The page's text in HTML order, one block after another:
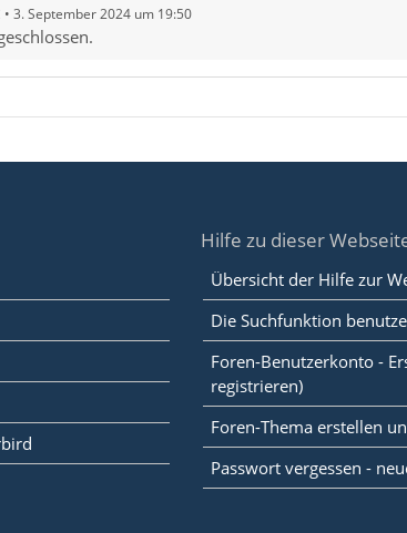
3. September 2024 um 19:50
Hilfe zu dieser
Übersicht der Hilfe zur
Die Suchfunktion
Foren-Benutzerkonto -
registrieren)
Foren-Thema erstellen
Passwort vergessen -